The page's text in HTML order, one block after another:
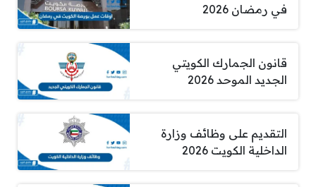
في رمضان 2026
قانون الجمارك الكويتي
الجديد الموحد 2026
التقديم على وظائف وزارة
الداخلية الكويت 2026